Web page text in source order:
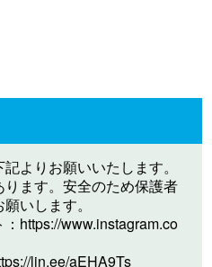
よりお願いいたします。
ます。安全のため保護者
いします。
https://www.instagram.co
lin.ee/aEHA9Ts